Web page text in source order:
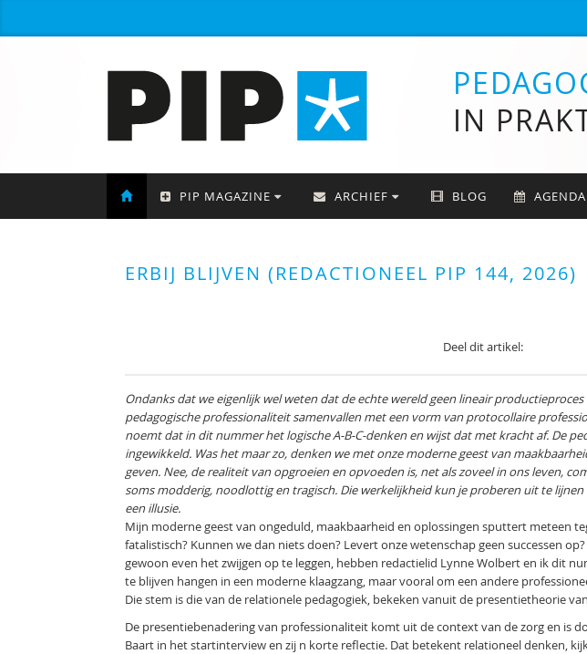
IN
PIP MAGAZINE ARCHIEF BLOG AGENDA
ERBIJ BLIJVEN (REDACTIONEEL PIP 144, 2026)
Deel dit artikel:
Ondanks dat we eigenlijk wel weten dat de echte wereld geen lineair
pedagogische professionaliteit samenvallen met een vorm van protocollaire
noemt dat in dit nummer het logische A-B-C-denken en wijst dat met kracht af. De
ingewikkeld. Was het maar zo, denken we met onze moderne geest van
geven. Nee, de realiteit van opgroeien en opvoeden is, net als zoveel in ons leven,
soms modderig, noodlottig en tragisch. Die werkelijkheid kun je proberen uit te
een illusie.
Mijn moderne geest van ongeduld, maakbaarheid en oplossingen sputtert meteen
fatalistisch? Kunnen we dan niets doen? Levert onze wetenschap geen successen
gewoon even het zwijgen op te leggen, hebben redactielid Lynne Wolbert en ik dit
te blijven hangen in een moderne klaagzang, maar vooral om een andere
Die stem is die van de relationele pedagogiek, bekeken vanuit de presentietheorie
De presentiebenadering van professionaliteit komt uit de context van de zorg en is
Baart in het startinterview en zij n korte reflectie. Dat betekent relationeel denken,